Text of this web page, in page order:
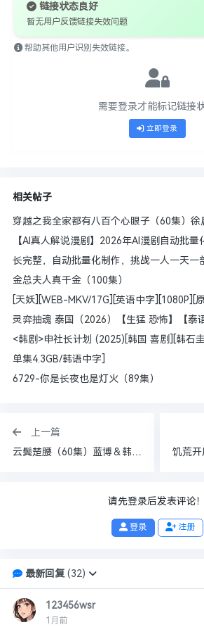
链接状态良好
暂无用户反馈链接失效问题
帮助其他用户识别失效链接。
需要登录才能标记链接
立即登录
相关帖子
穿越之我全家都有八百个心眼子（60集）徐
【AI真人解说漫剧】2026年AI漫剧自动批
长完整，自动批量化制作，挑战一人一天一
金总夫人真千金（100集）
[天妖][WEB-MKV/17G][英语中字][1080P][原
灵弈抽魂 泰国（2026）【生猛 恐怖】【泰
<韩剧>申社长计划 (2025)[韩国 喜剧][韩石
单集4.3GB/韩语中字]
6729-你是长夜也是灯火（89集）
上一篇
云鬓楚腰（60集）蓝博＆韩雨彤
请先登录后发表评论！
登录 注册
最新回复(32)
123456wsr
1月前